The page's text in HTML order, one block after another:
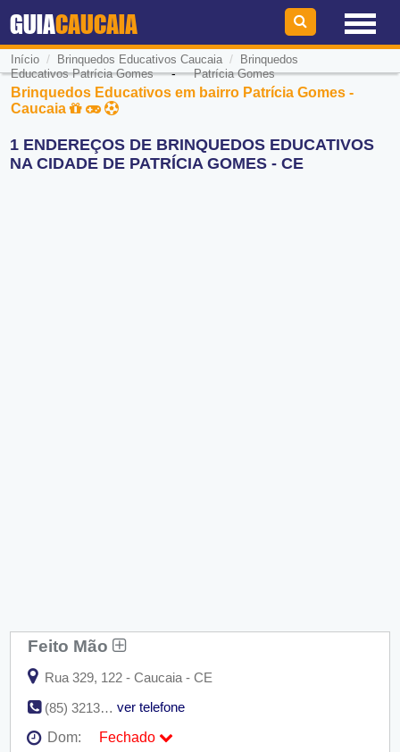
GUIACAUCAIA
Início / Brinquedos Educativos Caucaia/
Brinquedos
Educativos Patrícia Gomes-Patrícia Gomes
Brinquedos Educativos em bairro Patrícia Gomes -
Caucaia
1 ENDEREÇOS DE BRINQUEDOS EDUCATIVOS
NA CIDADE DE PATRÍCIA GOMES - CE
Feito Mão
Rua 329, 122 - Caucaia - CE
(85) 3213-5225 / (85) 8818-9934
ver telefone
Dom:
Fechado